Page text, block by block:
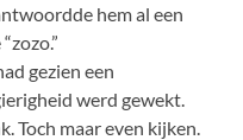
hem al een
gezien een
werd gewekt.
Toch maar even kijken.